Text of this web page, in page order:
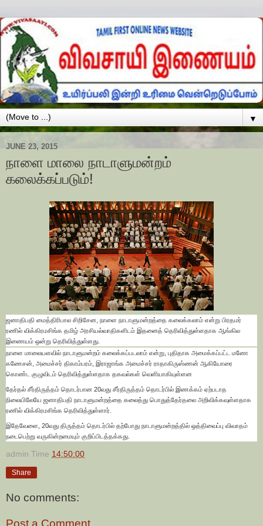
▼
JUNE 23, 2015
நாளை மாலை நாடாளுமன்றம்
கலைக்கப்படும்!
ஜனாதிபதி மைத்திரிபால சிறிசேன, நாளை நாடாளுமன்றத்தை கலைக்கலாம் என்று பிரதமர்
ரணில் விக்கிரமசிங்க தமிழ் அரசியல்வாதிகளிடம் இதனைத் தெரிவித்துள்ளதாக ஆங்கில
இணையம் ஒன்று தெரிவித்துள்ளது.
நாளை மாலையளவில் நாடாளுமன்றம் கலைக்கப்படலாம் என்று, புதிதாக அமைக்கப்பட்ட மனோ
கணேசன், அமைச்சர் திகாம்பரம், இராஜாங்க அமைச்சர் ராதாகிருஸ்ணன் ஆகியோரை
கொண்ட குழுவிடம் தெரிவித்துள்ளதாக தகவல்கள் வெளியாகியுள்ளன
தேர்தல் சீர்திருத்தம் தொடர்பான 20வது சீர்திருத்தம் தொடர்பில் இணக்கம் ஏற்படாத
நிலையிலேயே ஜனாதிபதி நாடாளுமன்றத்தை கலைத்து பொதுத்தேர்தலை அறிவிக்கவுள்ளதாக
ரணில் விக்கிரமசிங்க தெரிவித்துள்ளார்.
இதேவேளை, 20வது திருத்தம் தொடர்பில் தற்போது நாடாளுமன்றத்தில் ஒத்திவைப்பு விவாதம்
நடைபெற்று வருகின்றமையும் குறிப்பிடத்தக்கது.
admin Time 14:50:00
Share
No comments:
Post a Comment